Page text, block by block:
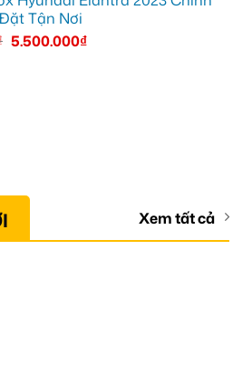
Tận Nơi
5.500.000₫
Xem tất cả